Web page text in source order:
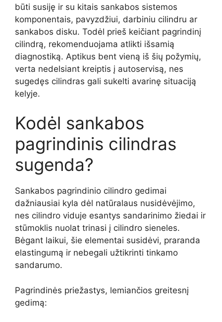
būti susiję ir su kitais sankabos sistemos
komponentais, pavyzdžiui, darbiniu cilindru ar
sankabos disku. Todėl prieš keičiant pagrindinį
cilindrą, rekomenduojama atlikti išsamią
diagnostiką. Aptikus bent vieną iš šių požymių,
verta nedelsiant kreiptis į autoservisą, nes
sugedęs cilindras gali sukelti avarinę situaciją
kelyje.
Kodėl sankabos
pagrindinis cilindras
sugenda?
Sankabos pagrindinio cilindro gedimai
dažniausiai kyla dėl natūralaus nusidėvėjimo,
nes cilindro viduje esantys sandarinimo žiedai ir
stūmoklis nuolat trinasi į cilindro sieneles.
Bėgant laikui, šie elementai susidėvi, praranda
elastingumą ir nebegali užtikrinti tinkamo
sandarumo.
Pagrindinės priežastys, lemiančios greitesnį
gedimą: